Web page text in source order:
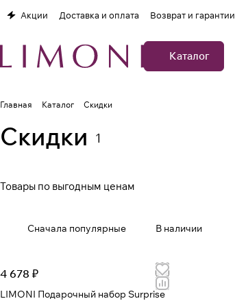
Акции Доставка и оплата Возврат и гарантии
Каталог
Главная Каталог Скидки
Скидки 1
Товары по выгодным ценам
Сначала популярные В наличии
4 678 ₽
LIMONI Подарочный набор Surprise